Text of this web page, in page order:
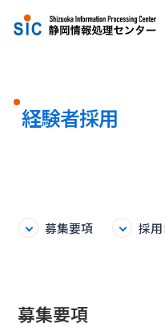
企業情報
経験者採用
募集要項 採
募集要項